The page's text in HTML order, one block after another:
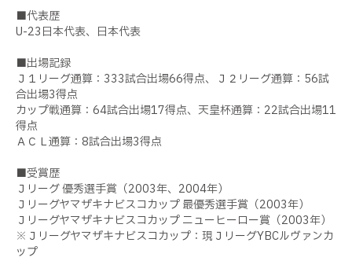
■代表歴
U-23日本代表、日本代表
■出場記録
Ｊ１リーグ通算：333試合出場66得点、Ｊ２リーグ通算：56試
合出場3得点
カップ戦通算：64試合出場17得点、天皇杯通算：22試合出場11
得点
ＡＣＬ通算：8試合出場3得点
■受賞歴
Ｊリーグ 優秀選手賞（2003年、2004年）
Ｊリーグヤマザキナビスコカップ 最優秀選手賞（2003年）
Ｊリーグヤマザキナビスコカップ ニューヒーロー賞（2003年）
※Ｊリーグヤマザキナビスコカップ：現ＪリーグYBCルヴァンカ
ップ